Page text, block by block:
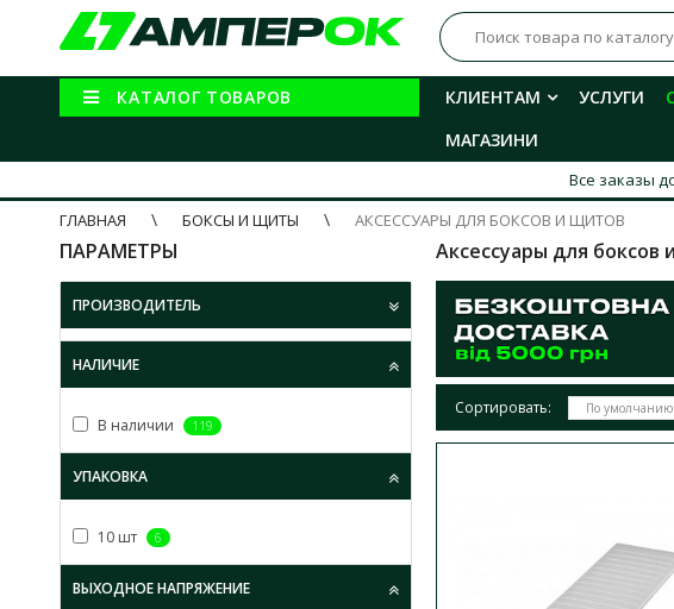
КАТАЛОГ ТОВАРОВ КЛИЕНТАМ УСЛУГИ
МАГАЗИНИ
Все заказы
ГЛАВНАЯ
БОКСЫ И ЩИТЫ АКСЕССУАРЫ ДЛЯ БОКСОВ И ЩИТОВ
ПАРАМЕТРЫ
ПРОИЗВОДИТЕЛЬ
НАЛИЧИЕ
В наличии 119
УПАКОВКА
10 шт 6
ВЫХОДНОЕ НАПРЯЖЕНИЕ
Аксессуары для боксов
Сортировать: